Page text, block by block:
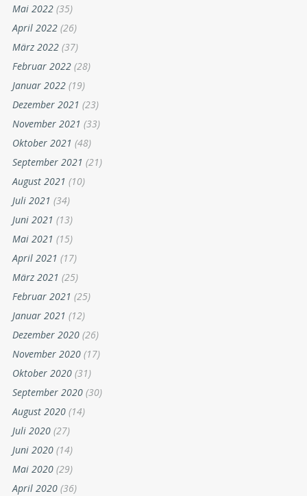
Mai 2022 (35)
April 2022 (26)
März 2022 (37)
Februar 2022 (28)
Januar 2022 (19)
Dezember 2021 (23)
November 2021 (33)
Oktober 2021 (48)
September 2021 (21)
August 2021 (10)
Juli 2021 (34)
Juni 2021 (13)
Mai 2021 (15)
April 2021 (17)
März 2021 (25)
Februar 2021 (25)
Januar 2021 (12)
Dezember 2020 (26)
November 2020 (17)
Oktober 2020 (31)
September 2020 (30)
August 2020 (14)
Juli 2020 (27)
Juni 2020 (14)
Mai 2020 (29)
April 2020 (36)